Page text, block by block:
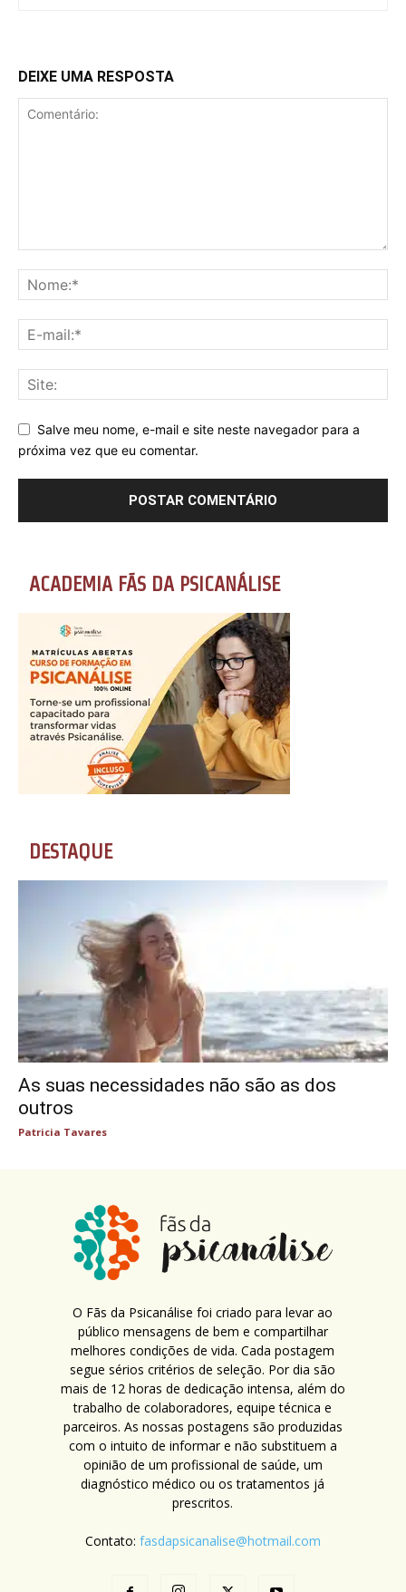
DEIXE UMA RESPOSTA
Salve meu nome, e-mail e site neste navegador para a
próxima vez que eu comentar.
ACADEMIA FÃS DA PSICANÁLISE
DESTAQUE
As suas necessidades não são as dos
outros
Patricia Tavares
O Fãs da Psicanálise foi criado para levar ao
público mensagens de bem e compartilhar
melhores condições de vida. Cada postagem
segue sérios critérios de seleção. Por dia são
mais de 12 horas de dedicação intensa, além do
trabalho de colaboradores, equipe técnica e
parceiros. As nossas postagens são produzidas
com o intuito de informar e não substituem a
opinião de um profissional de saúde, um
diagnóstico médico ou os tratamentos já
prescritos.
Contato: fasdapsicanalise@hotmail.com